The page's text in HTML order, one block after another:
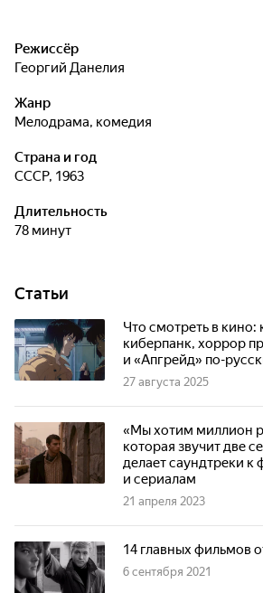
Режиссёр
Георгий Данелия
Жанр
мелодрама, комедия
Страна и год
СССР, 1963
Длительность
78 минут
Статьи
Что смотреть в кино:
киберпанк, хоррор
и «Апгрейд» по-
27 августа 2025
«Мы хотим миллион
которая звучит две
делает саундтреки к
и сериалам
21 апреля 2023
14 главных фильмов
6 сентября 2021